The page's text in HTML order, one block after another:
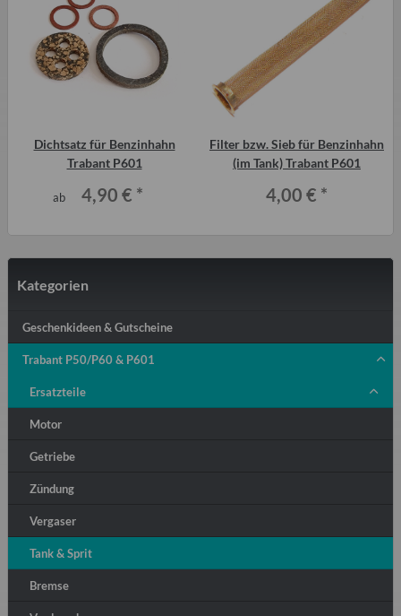
Dichtsatz für Benzinhahn
Trabant P601
ab 4,90 € *
Filter bzw. Sieb für Benzinhahn
(im Tank) Trabant P601
4,00 € *
Kategorien
Geschenkideen & Gutscheine
Trabant P50/P60 & P601
Ersatzteile
Motor
Getriebe
Zündung
Vergaser
Tank & Sprit
Bremse